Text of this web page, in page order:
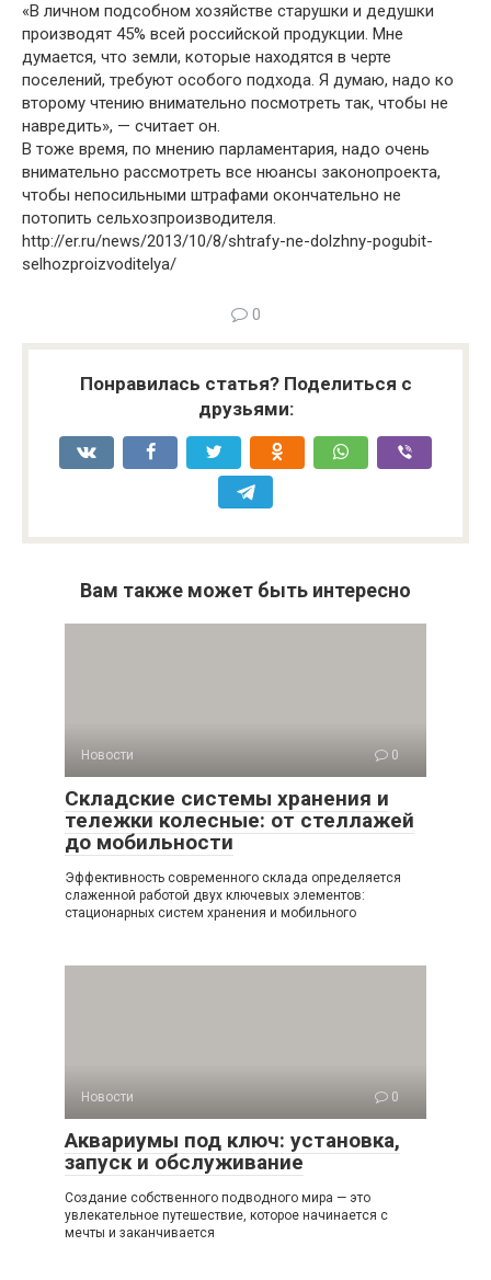
«В личном подсобном хозяйстве старушки и дедушки
производят 45% всей российской продукции. Мне
думается, что земли, которые находятся в черте
поселений, требуют особого подхода. Я думаю, надо ко
второму чтению внимательно посмотреть так, чтобы не
навредить», — считает он.
В тоже время, по мнению парламентария, надо очень
внимательно рассмотреть все нюансы законопроекта,
чтобы непосильными штрафами окончательно не
потопить сельхозпроизводителя.
http://er.ru/news/2013/10/8/shtrafy-ne-dolzhny-pogubit-
selhozproizvoditelya/
0
Понравилась статья? Поделиться с
друзьями:
Вам также может быть интересно
Новости 0
Складские системы хранения и
тележки колесные: от стеллажей
до мобильности
Эффективность современного склада определяется
слаженной работой двух ключевых элементов:
стационарных систем хранения и мобильного
Новости 0
Аквариумы под ключ: установка,
запуск и обслуживание
Создание собственного подводного мира — это
увлекательное путешествие, которое начинается с
мечты и заканчивается